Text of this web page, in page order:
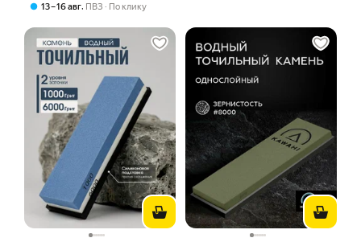
13 – 16 авг, ПВЗ По клику